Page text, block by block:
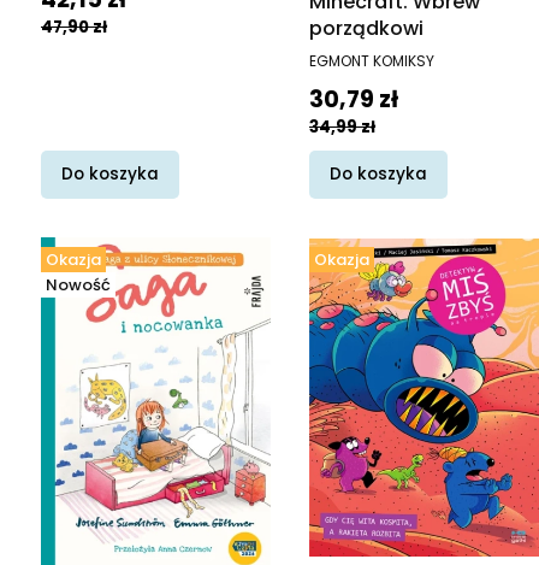
47,90 zł
Do koszyka
porządkowi
PRODUCENT
EGMONT KOMIKSY
Cena promocyjna
30,79 zł
34,99 zł
Do koszyka
Okazja
Nowość
Okazja